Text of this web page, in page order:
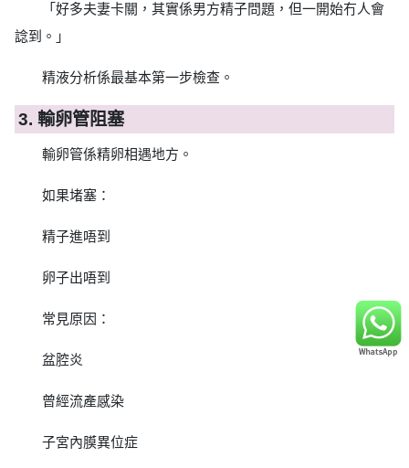
「好多夫妻卡關，其實係男方精子問題，但一開始冇人會
諗到。」
精液分析係最基本第一步檢查。
3. 輸卵管阻塞
輸卵管係精卵相遇地方。
如果堵塞：
精子進唔到
卵子出唔到
常見原因：
盆腔炎
曾經流產感染
子宮內膜異位症